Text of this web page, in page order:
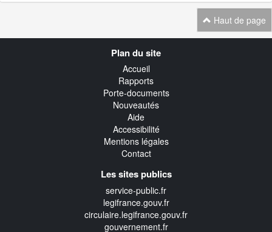
Haut de page
Plan du site
Accueil
Rapports
Porte-documents
Nouveautés
Aide
Accessibilité
Mentions légales
Contact
Les sites publics
service-public.fr
legifrance.gouv.fr
circulaire.legifrance.gouv.fr
gouvernement.fr